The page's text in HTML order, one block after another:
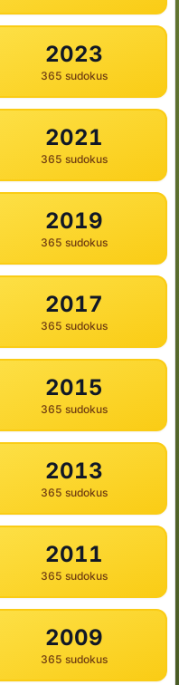
2023
365 sudokus
2021
365 sudokus
2019
365 sudokus
2017
365 sudokus
2015
365 sudokus
2013
365 sudokus
2011
365 sudokus
2009
365 sudokus